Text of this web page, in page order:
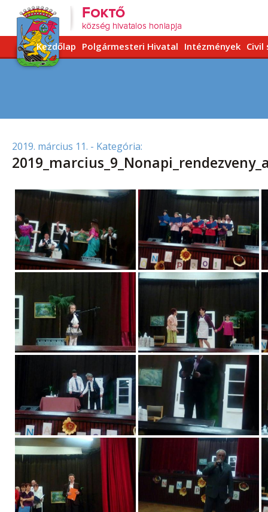
Kezdőlap Polgármesteri Hivatal Intézmények Civil
2019. március 11. - Kategória: